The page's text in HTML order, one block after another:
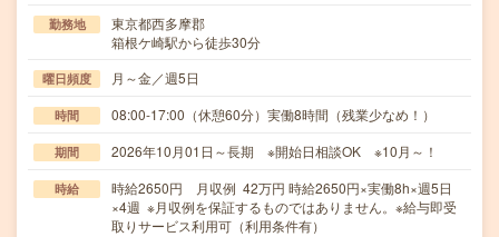
勤務地
東京都西多摩郡
箱根ケ崎駅から徒歩30分
曜日頻度 月～金／週5日
時間 08:00-17:00（休憩60分）実働8時間（残業少なめ！）
期間 2026年10月01日～長期 ※開始日相談OK ※10月～！
時給
時給2650円 月収例 42万円 時給2650円×実働8h×週5日
×4週 ※月収例を保証するものではありません。※給与即受
取りサービス利用可（利用条件有）